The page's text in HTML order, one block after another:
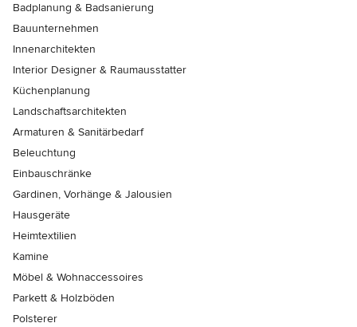
Badplanung & Badsanierung
Bauunternehmen
Innenarchitekten
Interior Designer & Raumausstatter
Küchenplanung
Landschaftsarchitekten
Armaturen & Sanitärbedarf
Beleuchtung
Einbauschränke
Gardinen, Vorhänge & Jalousien
Hausgeräte
Heimtextilien
Kamine
Möbel & Wohnaccessoires
Parkett & Holzböden
Polsterer